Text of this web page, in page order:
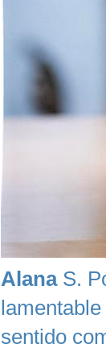
AlanaS.
sentido